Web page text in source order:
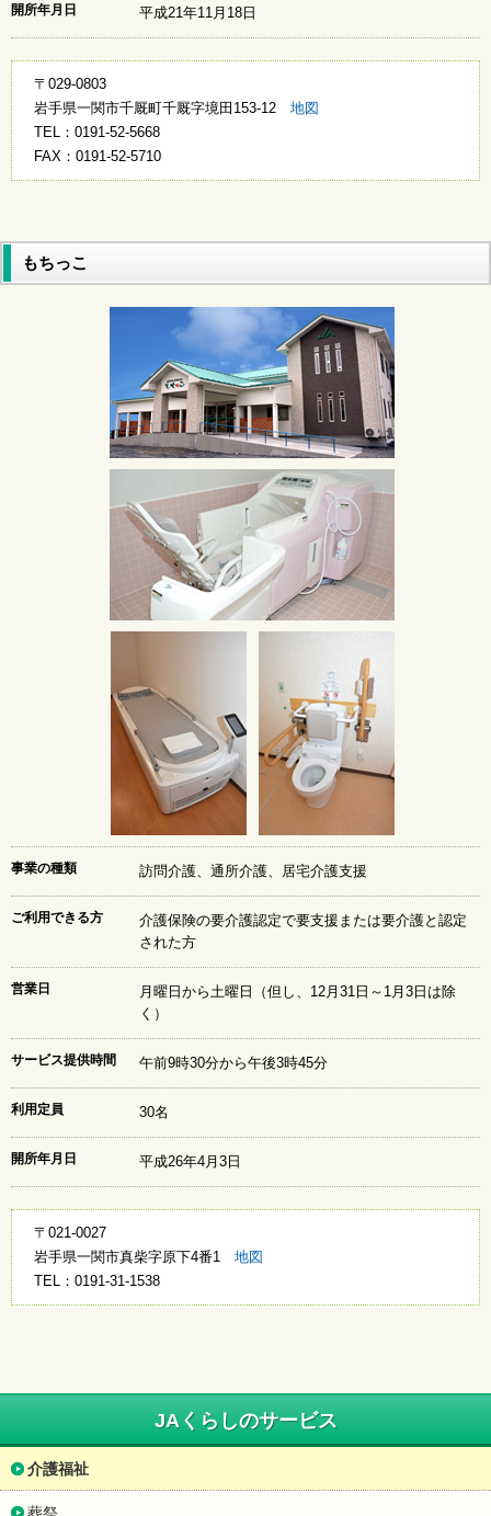
2018年7月 今月の様子
2018年6月 今月の様子
2018年4月 今月の様子
2018年3月 今月の様子
2018年2月 今月の様子
2017年10月 今月の様子
2017年9月 今月の様子
2017年8月 今月の様子
2017年7月 今月の様子
2017年6月 今月の様子
2017年5月 今月の様子
2017年4月 今月の様子
2017年3月 今月の様子
2017年2月 今月の様子
2017年1月 今月の様子
2016年12月 今月の様子
2016年11月 今月の様子
2016年10月 今月の様子
2016年9月 今月の様子
2016年8月 今月の様子
2016年5月 今月の様子
2016年4月 今月の様子
2016年3月 今月の様子
2016年2月 今月の様子
2016年1月 今月の様子
2015年12月 今月の様子
2015年11月 今月の様子
2015年9月 今月の様子
2015年8月 今月の様子
2015年7月 今月の様子
2015年6月 今月の様子
2015年5月 今月の様子
2015年4月 今月の様子
2015年3月 今月の様子
2015年1月 今月の様子
2014年12月 今月の様子
2014年11月 今月の様子
2014年9月 今月の様子
2014年8月 今月の様子
2014年7月 今月の様子
2014年6月 今月の様子
開所年月日 平成21年11月18日
〒029-0803
岩手県一関市千厩町千厩字境田153-12 地図
TEL：0191-52-5668
FAX：0191-52-5710
もちっこ
事業の種類 訪問介護、通所介護、居宅介護支援
ご利用できる方
介護保険の要介護認定で要支援または要介護と認定
された方
営業日
月曜日から土曜日（但し、12月31日～1月3日は除
く）
サービス提供時間 午前9時30分から午後3時45分
利用定員 30名
開所年月日 平成26年4月3日
〒021-0027
岩手県一関市真柴字原下4番1 地図
TEL：0191-31-1538
JAくらしのサービス
介護福祉
葬祭